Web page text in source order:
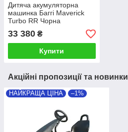
Дитяча акумуляторна
машинка Баггі Maverick
Turbo RR Чорна
33 380 ₴
Купити
Акційні пропозиції та новинки
НАЙКРАЩА ЦІНА –1%